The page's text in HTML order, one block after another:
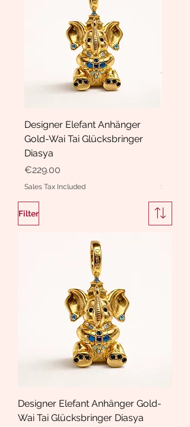
Designer Elefant Anhänger
Gold-Wai Tai Glücksbringer
Diasya
Price
€229.00
Sales Tax Included
Price
Sales
Filter
Designer Elefant Anhänger Gold-
Wai Tai Glücksbringer Diasya